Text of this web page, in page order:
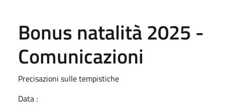
Bonus natalità 2025 -
Comunicazioni
Precisazioni sulle tempistiche
Data :